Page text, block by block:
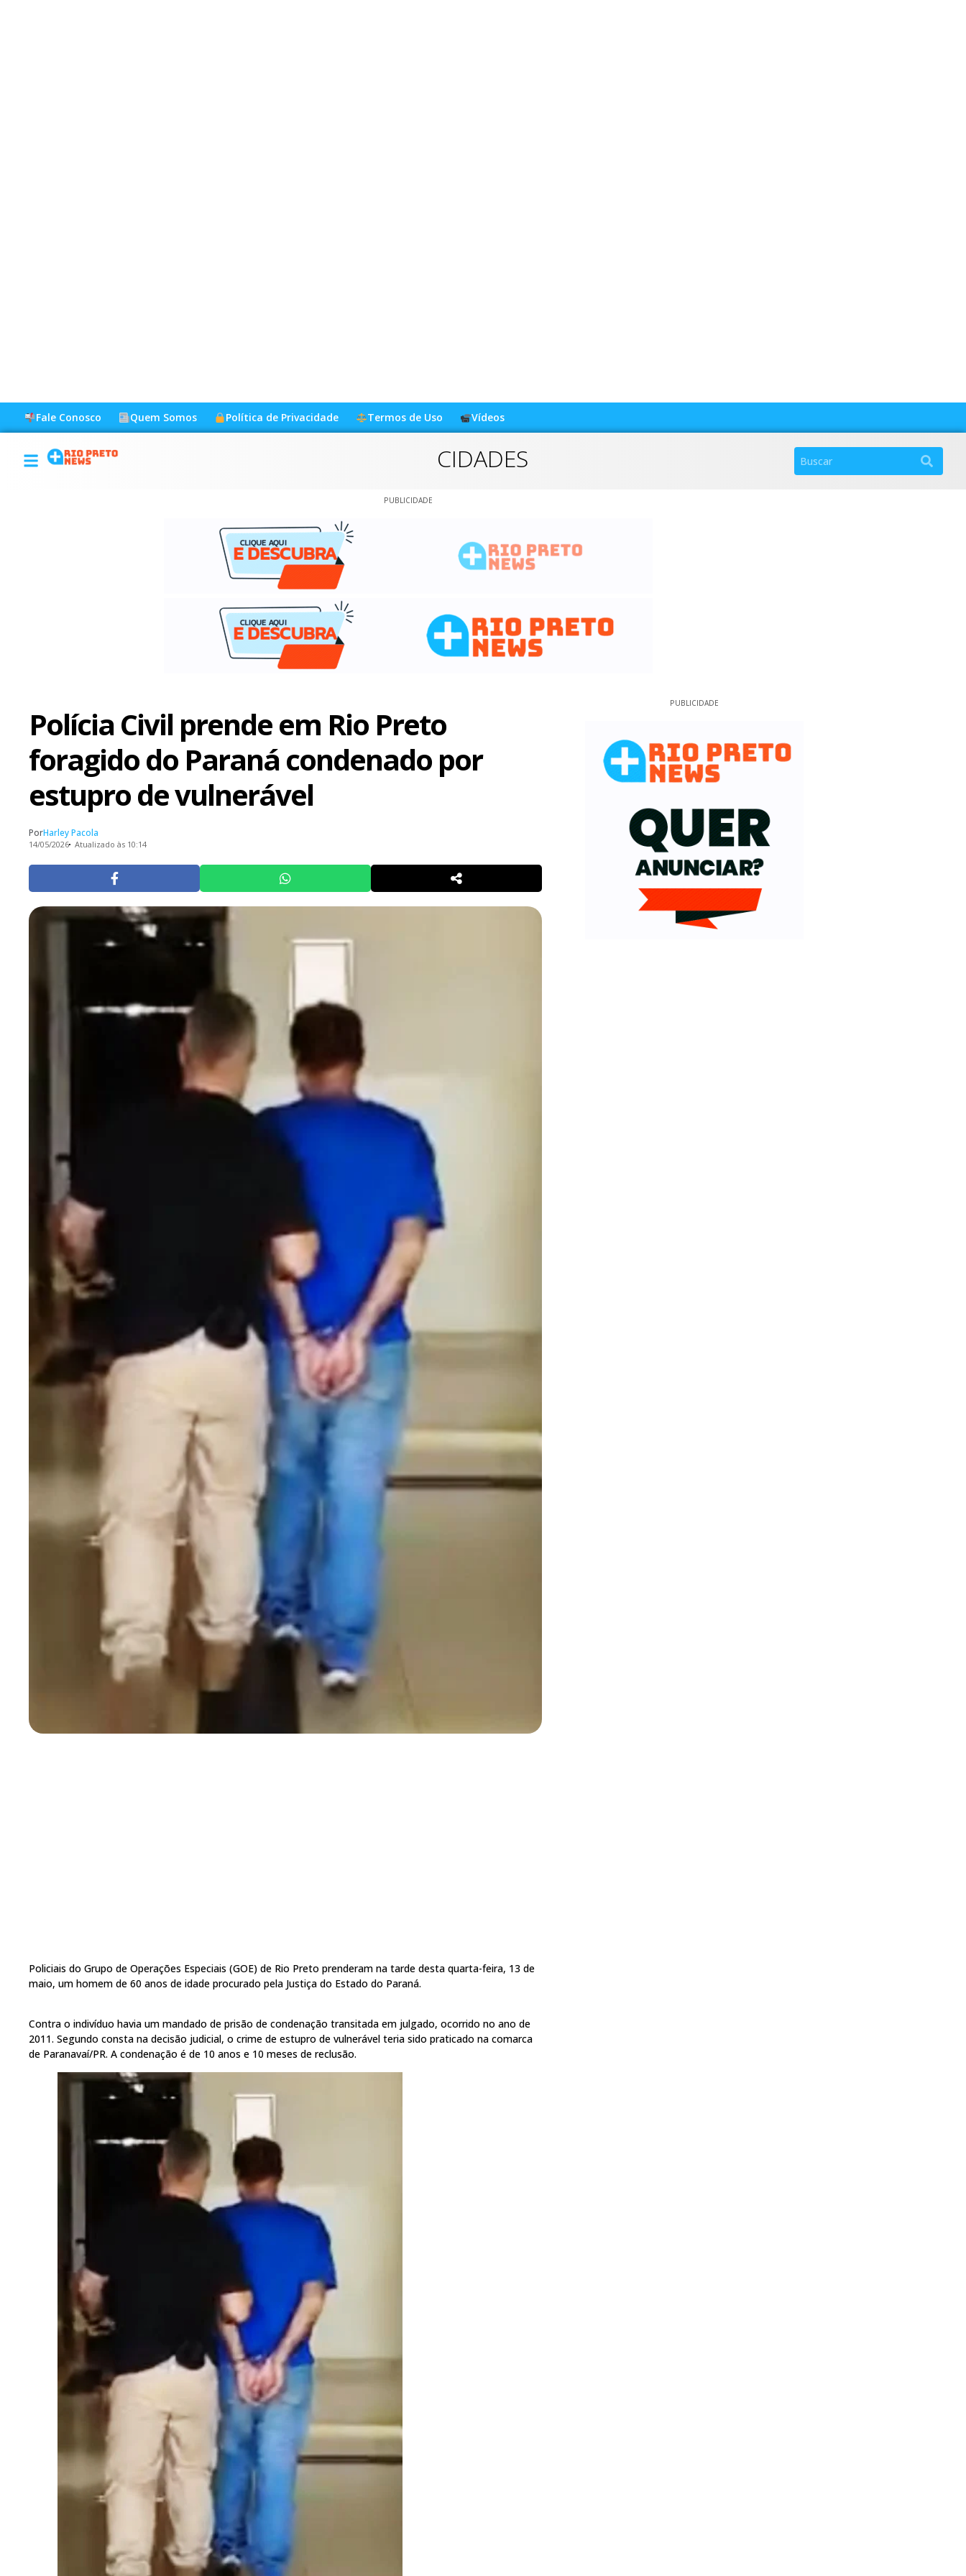
Fale Conosco Quem Somos Política de Privacidade Termos de Uso Vídeos
CIDADES
PUBLICIDADE
Polícia Civil prende em Rio Preto
foragido do Paraná condenado por
estupro de vulnerável
PorHarley Pacola
14/05/2026 Atualizado às 10:14
Policiais do Grupo de Operações Especiais (GOE) de Rio Preto prenderam na tarde desta quarta-feira, 13 de
maio, um homem de 60 anos de idade procurado pela Justiça do Estado do Paraná.
Contra o indivíduo havia um mandado de prisão de condenação transitada em julgado, ocorrido no ano de
2011. Segundo consta na decisão judicial, o crime de estupro de vulnerável teria sido praticado na comarca
de Paranavaí/PR. A condenação é de 10 anos e 10 meses de reclusão.
PUBLICIDADE